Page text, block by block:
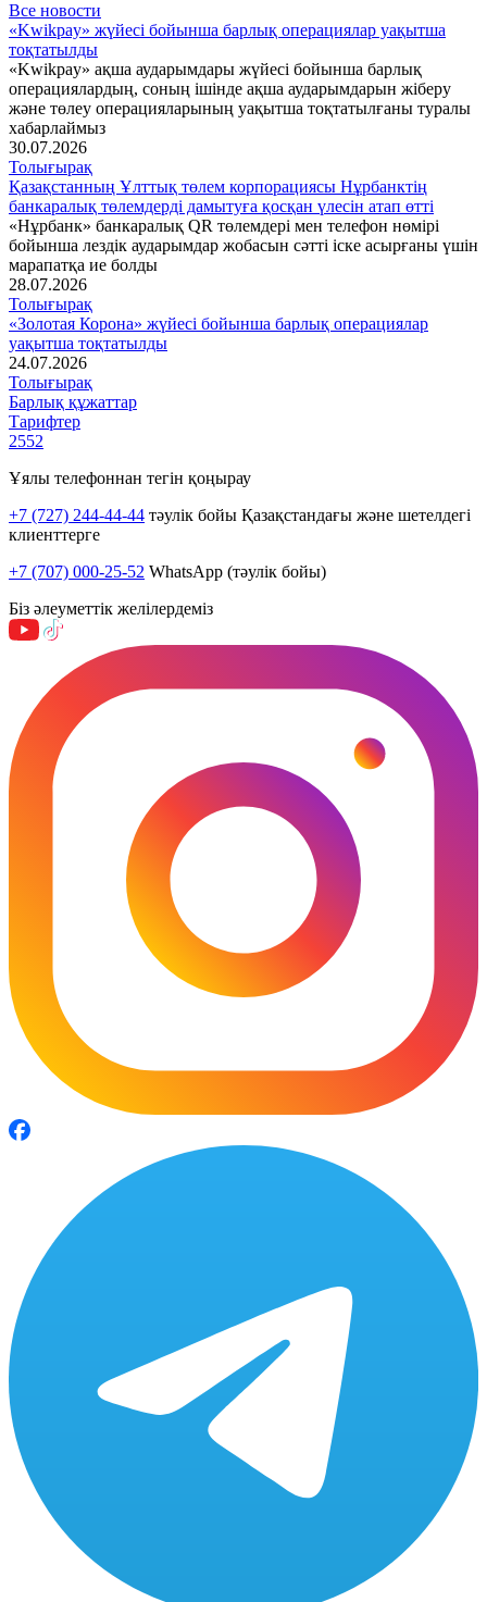
Все новости
«Kwikpay» жүйесі бойынша барлық операциялар уақытша
тоқтатылды
«Kwikpay» ақша аударымдары жүйесі бойынша барлық
операциялардың, соның ішінде ақша аударымдарын жіберу
және төлеу операцияларының уақытша тоқтатылғаны туралы
хабарлаймыз
30.07.2026
Толығырақ
Қазақстанның Ұлттық төлем корпорациясы Нұрбанктің
банкаралық төлемдерді дамытуға қосқан үлесін атап өтті
«Нұрбанк» банкаралық QR төлемдері мен телефон нөмірі
бойынша лездік аударымдар жобасын сәтті іске асырғаны үшін
марапатқа ие болды
28.07.2026
Толығырақ
«Золотая Корона» жүйесі бойынша барлық операциялар
уақытша тоқтатылды
24.07.2026
Толығырақ
Барлық құжаттар
Тарифтер
2552
Ұялы телефоннан тегін қоңырау
+7 (727) 244-44-44 тәулік бойы Қазақстандағы және шетелдегі
клиенттерге
+7 (707) 000-25-52 WhatsApp (тәулік бойы)
Біз әлеуметтік желілердеміз